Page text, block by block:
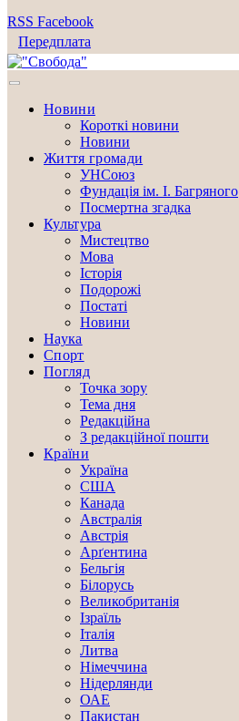
RSS Facebook
Передплата
Новини
Короткі новини
Новини
Життя громади
УНСоюз
Фундація ім. І. Багряного
Посмертна згадка
Культура
Мистецтво
Мова
Історія
Подорожі
Постаті
Новини
Наука
Спорт
Погляд
Точка зору
Тема дня
Редакційна
З редакційної пошти
Країни
Україна
США
Канада
Австралія
Австрія
Арґентина
Бельгія
Білорусь
Великобританія
Ізраїль
Італія
Литва
Німеччина
Нідерлянди
ОАЕ
Пакистан